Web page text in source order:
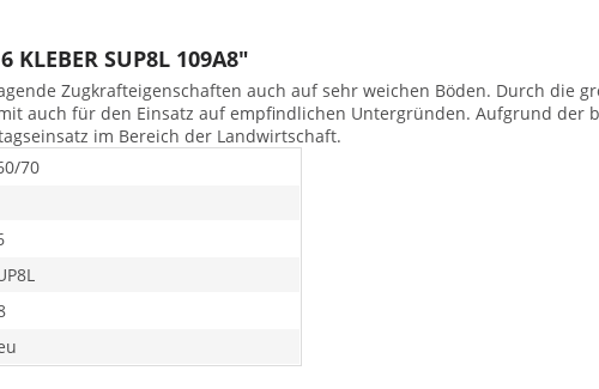
SUP8L 109A8"
Zugkrafteigenschaften auch auf sehr weichen Böden. Durch die
auch für den Einsatz auf empfindlichen Untergründen. Aufgrund der
im Bereich der Landwirtschaft.
70